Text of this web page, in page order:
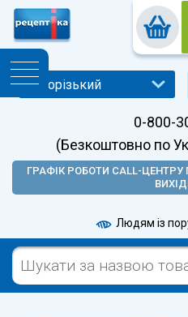
0-800-
(Безкоштовно по
ГРАФІК РОБОТИ CALL-ЦЕНТРУ
Людям із